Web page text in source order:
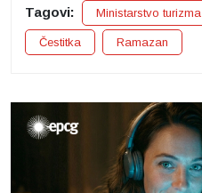
Tagovi: Ministarstvo turizma
Čestitka Ramazan